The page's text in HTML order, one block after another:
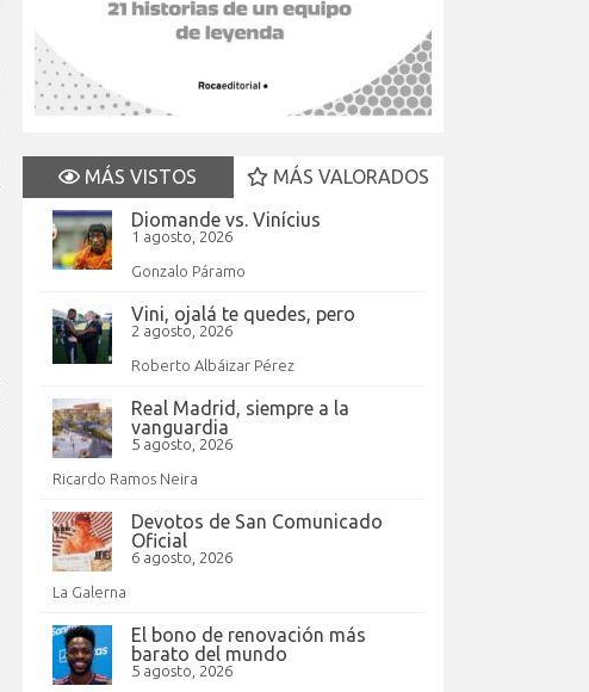
MÁS VISTOS
MÁS VALORADOS
Diomande vs. Vinícius
1 agosto, 2026
Gonzalo Páramo
Vini, ojalá te quedes, pero
2 agosto, 2026
Roberto Albáizar Pérez
Real Madrid, siempre a la
vanguardia
5 agosto, 2026
Ricardo Ramos Neira
Devotos de San Comunicado
Oficial
6 agosto, 2026
La Galerna
El bono de renovación más
barato del mundo
5 agosto, 2026